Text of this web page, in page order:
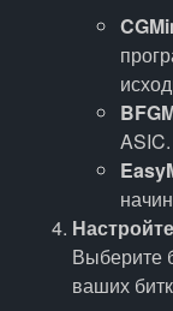
ASIC.
Выберите
ваших